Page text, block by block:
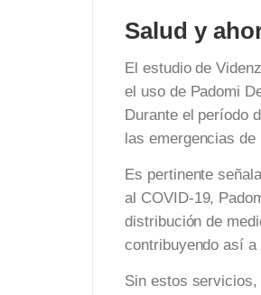
Salud y
El estudio de
el uso de Padomi
Durante el período
las emergencias
Es pertinente
al COVID-19,
distribución de
contribuyendo así
Sin estos servicios,